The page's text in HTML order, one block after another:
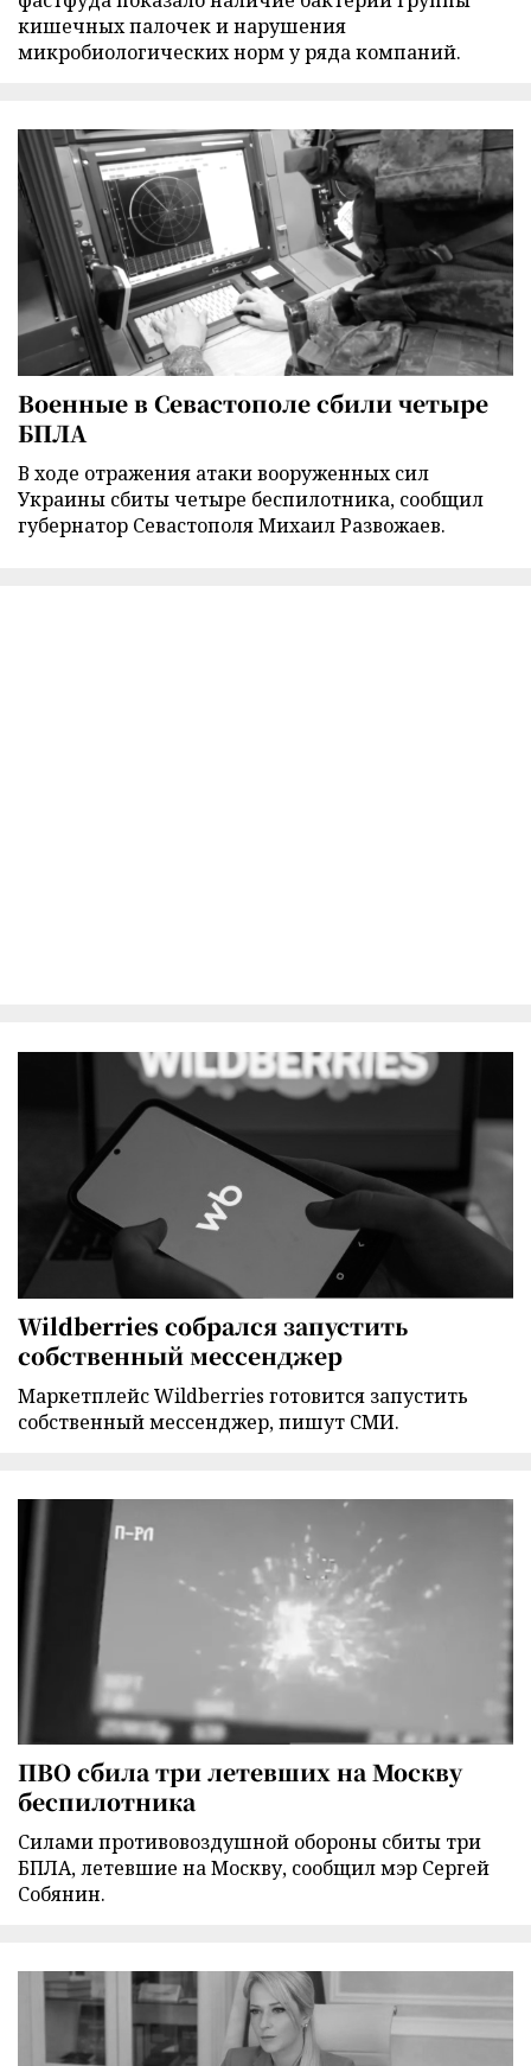
кишечных палочек и нарушения
микробиологических норм у ряда компаний.
Военные в Севастополе сбили четыре
БПЛА
В ходе отражения атаки вооруженных сил
Украины сбиты четыре беспилотника, сообщил
губернатор Севастополя Михаил Развожаев.
Wildberries собрался запустить
собственный мессенджер
Маркетплейс Wildberries готовится запустить
собственный мессенджер, пишут СМИ.
ПВО сбила три летевших на Москву
беспилотника
Силами противовоздушной обороны сбиты три
БПЛА, летевшие на Москву, сообщил мэр Сергей
Собянин.